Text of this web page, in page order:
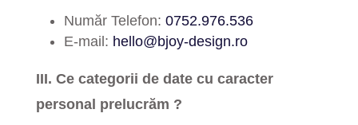
Număr Telefon: 0752.976.536
E-mail: hello@bjoy-design.ro
III. Ce categorii de date cu caracter
personal prelucrăm ?